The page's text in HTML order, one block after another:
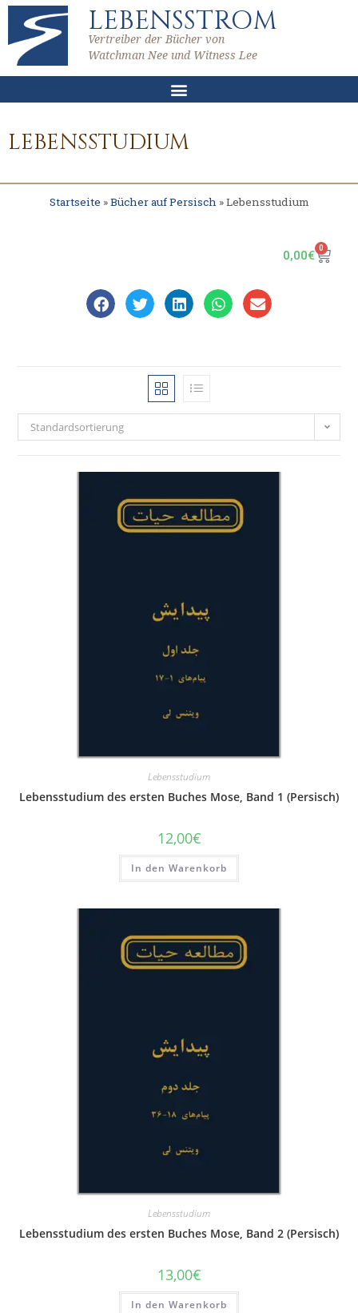
LEBENSSTROM
Vertreiber der Bücher von
Watchman Nee und Witness Lee
LEBENSSTUDIUM
Startseite »Bücher auf Persisch»Lebensstudium
0,00€ 0
Standardsortierung
Lebensstudium
Lebensstudium des ersten Buches Mose, Band 1 (Persisch)
12,00€
In den Warenkorb
Lebensstudium
Lebensstudium des ersten Buches Mose, Band 2 (Persisch)
13,00€
In den Warenkorb